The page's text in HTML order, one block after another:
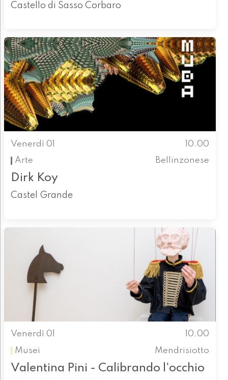
Castello di Sasso Corbaro
Venerdì 01
10.00
Arte
Bellinzonese
Dirk Koy
Castel Grande
Venerdì 01
10.00
Musei
Mendrisiotto
Valentina Pini - Calibrando l'occhio